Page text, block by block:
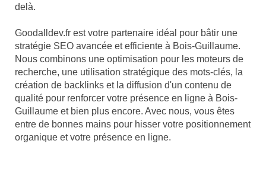
delà.
Goodalldev.fr est votre partenaire idéal pour bâtir une
stratégie SEO avancée et efficiente à Bois-Guillaume.
Nous combinons une optimisation pour les moteurs de
recherche, une utilisation stratégique des mots-clés, la
création de backlinks et la diffusion d'un contenu de
qualité pour renforcer votre présence en ligne à Bois-
Guillaume et bien plus encore. Avec nous, vous êtes
entre de bonnes mains pour hisser votre positionnement
organique et votre présence en ligne.